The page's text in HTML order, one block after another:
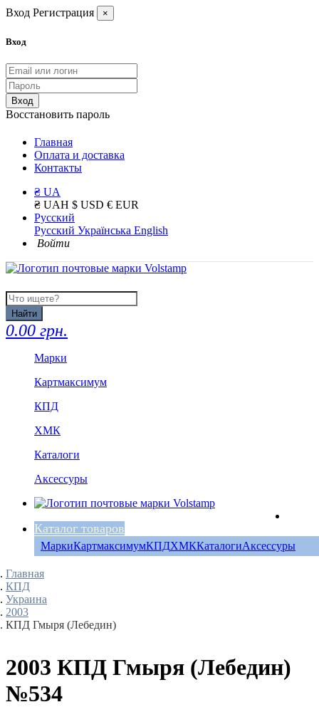
Вход Регистрация ×
Вход
Вход
Восстановить пароль
Главная
Оплата и доставка
Контакты
₴ UA
₴ UAH $ USD € EUR
Русский
Русский Українська English
Войти
Найти
0.00 грн.
Марки
Картмаксимум
КПД
ХМК
Каталоги
Аксессуры
Каталог товаров
МаркиКартмаксимумКПДХМККаталогиАксессуры
Главная
КПД
Украина
2003
КПД Гмыря (Лебедин)
2003 КПД Гмыря (Лебедин)
№534